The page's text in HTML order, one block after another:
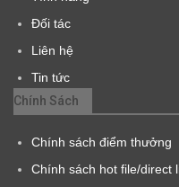
Đối tác
Liên hệ
Tin tức
Chính Sách
Chính sách điểm thưởng
Chính sách hot file/direct